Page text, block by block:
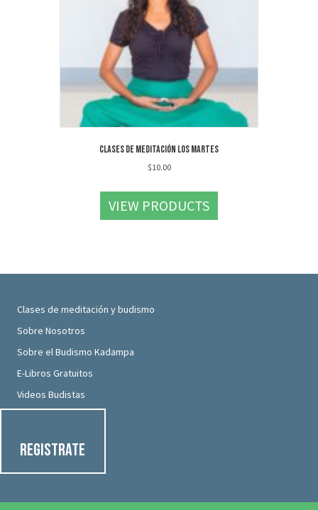
Clases de meditación los martes
$10.00
VIEW PRODUCTS
Clases de meditación y budismo
Sobre Nosotros
Sobre el Budismo Kadampa
E-Libros Gratuitos
Videos Budistas
Registrate